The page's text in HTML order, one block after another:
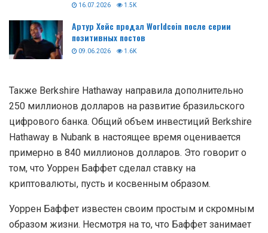
16.07.2026 1.5K
Артур Хейс продал Worldcoin после серии
позитивных постов
09.06.2026 1.6K
Также Berkshire Hathaway направила дополнительно
250 миллионов долларов на развитие бразильского
цифрового банка. Общий объем инвестиций Berkshire
Hathaway в Nubank в настоящее время оценивается
примерно в 840 миллионов долларов. Это говорит о
том, что Уоррен Баффет сделал ставку на
криптовалюты, пусть и косвенным образом.
Уоррен Баффет известен своим простым и скромным
образом жизни. Несмотря на то, что Баффет занимает